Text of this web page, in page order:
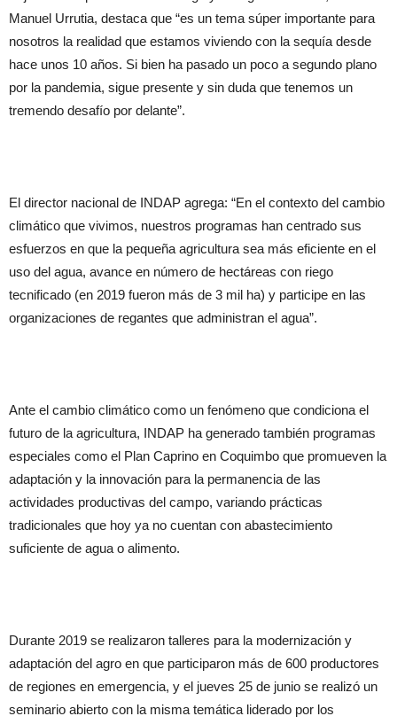
Manuel Urrutia, destaca que “es un tema súper importante para
nosotros la realidad que estamos viviendo con la sequía desde
hace unos 10 años. Si bien ha pasado un poco a segundo plano
por la pandemia, sigue presente y sin duda que tenemos un
tremendo desafío por delante”.
El director nacional de INDAP agrega: “En el contexto del cambio
climático que vivimos, nuestros programas han centrado sus
esfuerzos en que la pequeña agricultura sea más eficiente en el
uso del agua, avance en número de hectáreas con riego
tecnificado (en 2019 fueron más de 3 mil ha) y participe en las
organizaciones de regantes que administran el agua”.
Ante el cambio climático como un fenómeno que condiciona el
futuro de la agricultura, INDAP ha generado también programas
especiales como el Plan Caprino en Coquimbo que promueven la
adaptación y la innovación para la permanencia de las
actividades productivas del campo, variando prácticas
tradicionales que hoy ya no cuentan con abastecimiento
suficiente de agua o alimento.
Durante 2019 se realizaron talleres para la modernización y
adaptación del agro en que participaron más de 600 productores
de regiones en emergencia, y el jueves 25 de junio se realizó un
seminario abierto con la misma temática liderado por los